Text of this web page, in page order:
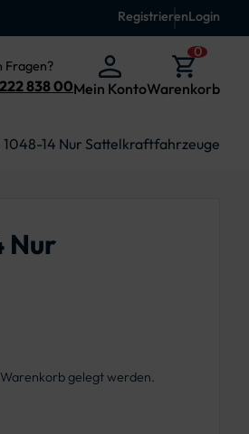
RegistrierenLogin
Fragen?
838 00Mein Konto
0
Warenkorb
14 Nur Sattelkraftfahrzeuge
Nur
gelegt werden.